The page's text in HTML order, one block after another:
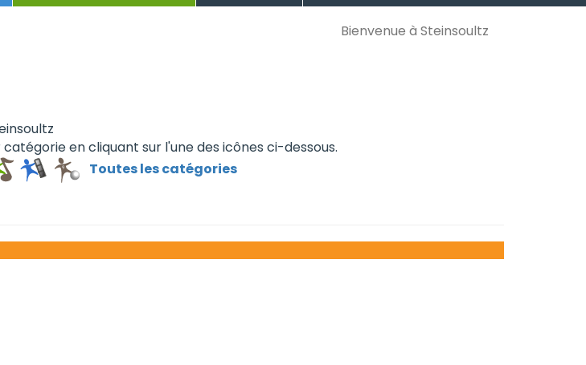
Bienvenue à Steinsoultz
en cliquant sur l'une des icônes ci-dessous.
Toutes les catégories